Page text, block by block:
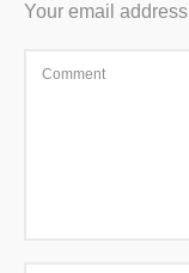
Your email
Comment